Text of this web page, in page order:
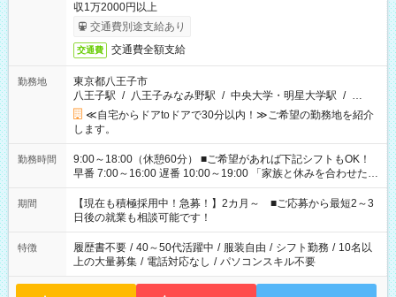
収1万2000円以上
交通費別途支給あり
交通費 交通費全額支給
勤務地
東京都八王子市
八王子駅 / 八王子みなみ野駅 / 中央大学・明星大学駅 / …
≪自宅からドアtoドアで30分以内！≫ご希望の勤務地を紹介
します。
勤務時間
9:00～18:00（休憩60分） ■ご希望があれば下記シフトもOK！
早番 7:00～16:00 遅番 10:00～19:00 「家族と休みを合わせた
い」 「余裕を持って夕飯の準備がしたい」 「できれば残業はし
たくない」 など、ご希望を教えてくださいね。 ※Wワーク希望
の方へ 今ご覧のお仕事で希望する勤務時間と、もう1つのお仕事
の勤務時間。 合計で週40時間を超える場合は応募できません。
期間
【現在も積極採用中！急募！】2カ月～ ■ご応募から最短2～3
日後の就業も相談可能です！
特徴 履歴書不要 / 40～50代活躍中 / 服装自由 / シフト勤務 / 10名以
上の大量募集 / 電話対応なし / パソコンスキル不要